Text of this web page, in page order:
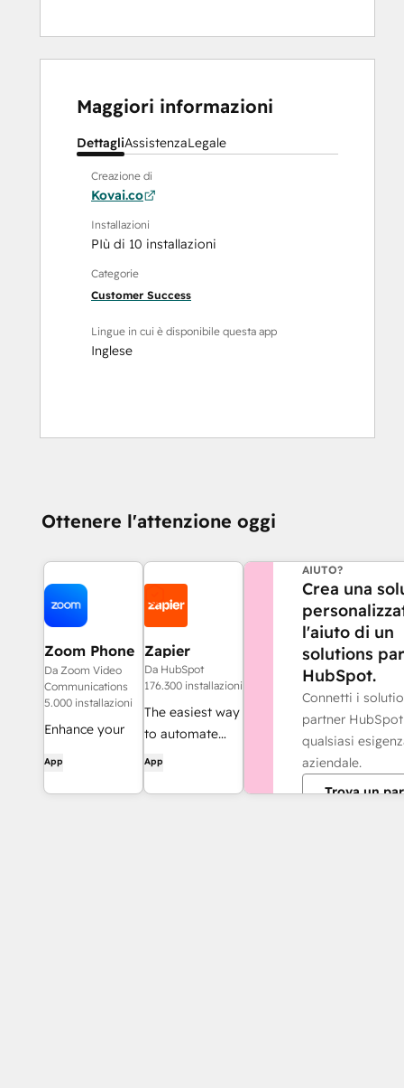
Maggiori informazioni
DettagliAssistenzaLegale
Creazione di
Kovai.co
Installazioni
PIù di 10 installazioni
Categorie
Customer Success
Lingue in cui è disponibile questa app
Inglese
Ottenere l'attenzione oggi
Zoom Phone
for HubSpot
Da Zoom Video
Communications
5.000 installazioni
Enhance your
streamline your
App
Zapier
Da HubSpot
176.300 installazioni
The easiest way
to automate
and connect
8,000+ apps
App
AIUTO?
Crea una
l'aiuto di un
solutions
HubSpot.
Connetti i
partner
qualsiasi
aziendale.
Trova un